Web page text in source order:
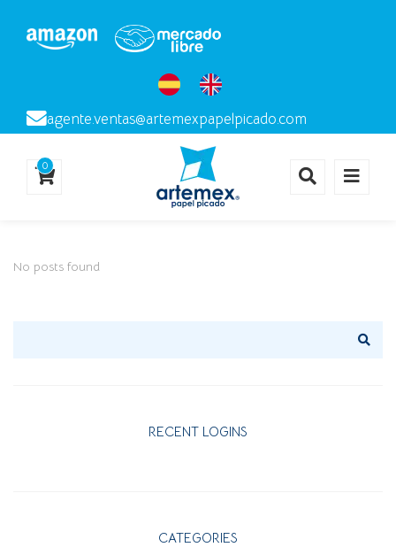
agente.ventas@artemexpapelpicado.com
0
No posts found
RECENT LOGINS
CATEGORIES